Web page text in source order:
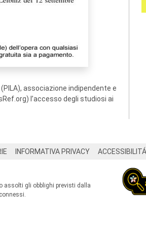
associazione indipendente e
l’accesso degli studiosi ai
INFORMATIVA PRIVACY ACCESSIBILITÁ
assolti gli obblighi previsti dalla